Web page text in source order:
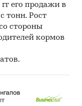
его продажи в
тонн. Рост
стороны
кормов